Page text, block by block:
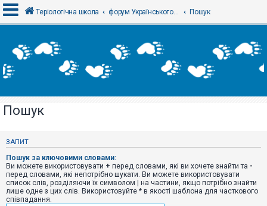
х
і
Р
с
р
а
ц
і
я
Теріологічна школа форум Українського теріологічного товариства Пошук
Пошук
ЗАПИТ
Пошук за ключовими словами:
Ви можете використовувати + перед словами, які ви хочете знайти та -
перед словами, які непотрібно шукати. Ви можете використовувати
список слів, розділяючи їх символом | на частини, якщо потрібно знайти
лише одне з цих слів. Використовуйте * в якості шаблона для часткового
співпадання.